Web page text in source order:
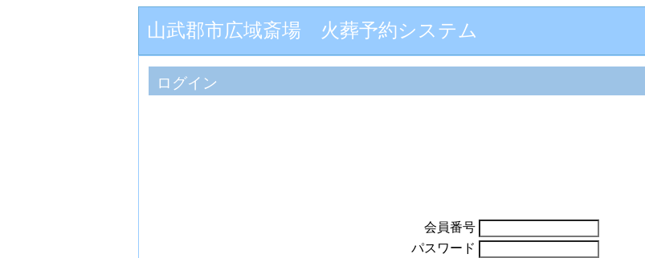
山武郡市広域斎場 火葬予約システム
ログイン
会員番号
パスワード